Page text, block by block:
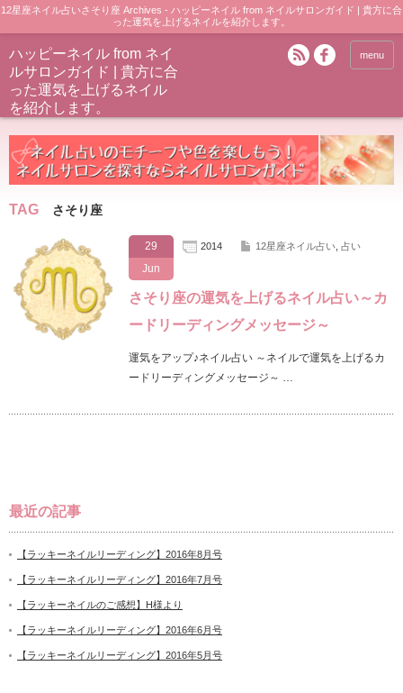
12星座ネイル占いさそり座 Archives - ハッピーネイル from ネイルサロンガイド | 貴方に合
った運気を上げるネイルを紹介します。
ハッピーネイル from ネイ
ルサロンガイド | 貴方に合
った運気を上げるネイル
を紹介します。
menu
TAG さそり座
29
Jun
2014 12星座ネイル占い, 占い
さそり座の運気を上げるネイル占い～カ
ードリーディングメッセージ～
運気をアップ♪ネイル占い ～ネイルで運気を上げるカ
ードリーディングメッセージ～ …
最近の記事
【ラッキーネイルリーディング】2016年8月号
【ラッキーネイルリーディング】2016年7月号
【ラッキーネイルのご感想】H様より
【ラッキーネイルリーディング】2016年6月号
【ラッキーネイルリーディング】2016年5月号